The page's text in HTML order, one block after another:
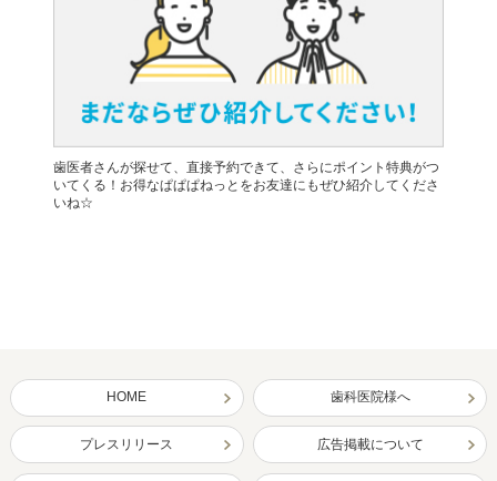
歯医者さんが探せて、直接予約できて、さらにポイント特典がつ
いてくる！お得なぱぱぱねっとをお友達にもぜひ紹介してくださ
いね☆
HOME 歯科医院様へ
プレスリリース 広告掲載について